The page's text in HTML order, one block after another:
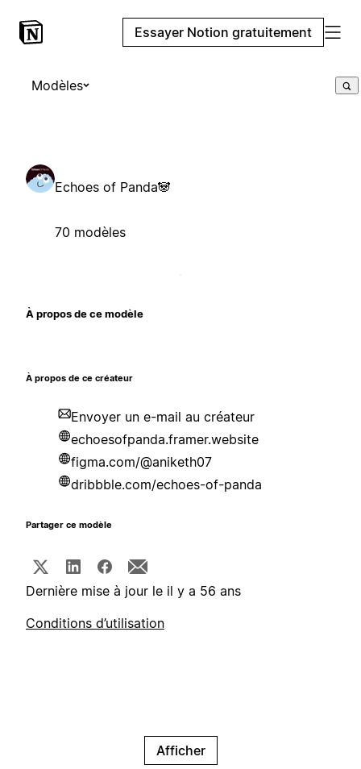
Essayer Notion gratuitement
Modèles
Echoes of Panda🐼
70 modèles
À propos de ce modèle
À propos de ce créateur
Envoyer un e-mail au créateur
echoesofpanda.framer.website
figma.com/@aniketh07
dribbble.com/echoes-of-panda
Partager ce modèle
Dernière mise à jour le il y a 56 ans
Conditions d’utilisation
Afficher